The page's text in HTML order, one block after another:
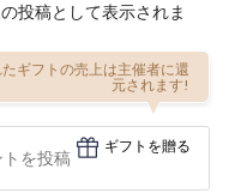
投稿として表示されま
ギフトの売上は主催者に還
元されます!
ギフトを贈る